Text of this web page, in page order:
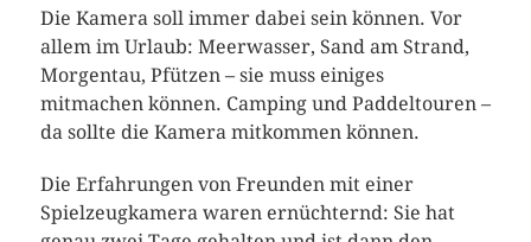
Die Kamera soll immer dabei sein können. Vor
allem im Urlaub: Meerwasser, Sand am Strand,
Morgentau, Pfützen – sie muss einiges
mitmachen können. Camping und Paddeltouren –
da sollte die Kamera mitkommen können.
Die Erfahrungen von Freunden mit einer
Spielzeugkamera waren ernüchternd: Sie hat